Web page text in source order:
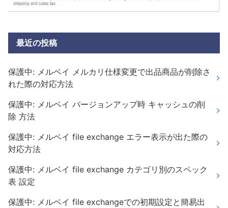
最近の投稿
保護中: メルベイ メルカリ仕様変更で出品商品が削除さ
れた際の対応方法
保護中: メルベイ バージョンアップ時 キャッシュの削
除 方法
保護中: メルベイ file exchange エラー表示が出た際の
対応方法
保護中: メルベイ file exchange カテゴリ別のスペック
表 設定
保護中: メルベイ file exchangeでの初期設定と簡易出